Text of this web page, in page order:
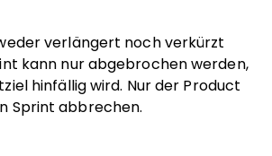
verlängert noch verkürzt
kann nur abgebrochen werden,
hinfällig wird. Nur der Product
Sprint abbrechen.